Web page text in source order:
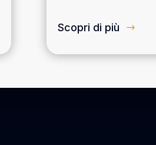
Scopri di più